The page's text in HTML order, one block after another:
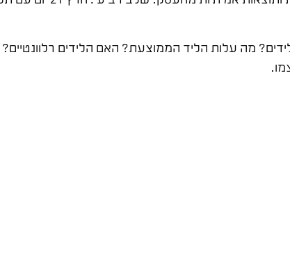
לידים? מה עלות הליד הממוצעת? האם הלידים